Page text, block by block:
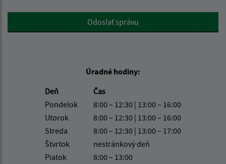
Google reCaptcha ResponseOdoslať správu
Úradné hodiny:
Deň
Čas
Pondelok
8:00 – 12:30 | 13:00 – 16:00
Utorok
8:00 – 12:30 | 13:00 – 16:00
Streda
8:00 – 12:30 | 13:00 – 17:00
Štvrtok
nestránkový deň
Piatok
8:00 – 13:00